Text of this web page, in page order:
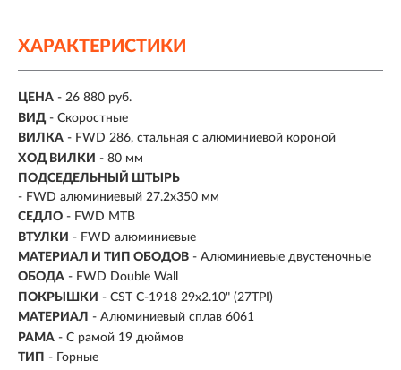
ХАРАКТЕРИСТИКИ
ЦЕНА - 26 880 руб.
ВИД - Скоростные
ВИЛКА - FWD 286, стальная с алюминиевой короной
ХОД ВИЛКИ - 80 мм
ПОДСЕДЕЛЬНЫЙ ШТЫРЬ
- FWD алюминиевый 27.2x350 мм
СЕДЛО - FWD MTB
ВТУЛКИ - FWD алюминиевые
МАТЕРИАЛ И ТИП ОБОДОВ - Алюминиевые двустеночные
ОБОДА - FWD Double Wall
ПОКРЫШКИ - CST C-1918 29x2.10" (27TPI)
МАТЕРИАЛ - Алюминиевый сплав 6061
РАМА - С рамой 19 дюймов
ТИП -
Горные